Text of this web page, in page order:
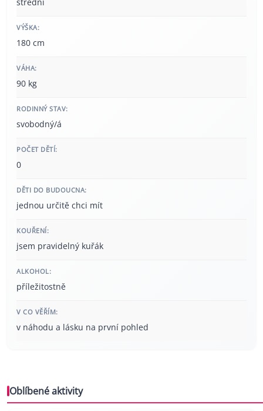
VÝŠKA:
180 cm
VÁHA:
90 kg
RODINNÝ STAV:
svobodný/á
POČET DĚTÍ:
0
DĚTI DO BUDOUCNA:
jednou určitě chci mít
KOUŘENÍ:
jsem pravidelný kuřák
ALKOHOL:
příležitostně
V CO VĚŘÍM:
v náhodu a lásku na první pohled
Oblíbené aktivity